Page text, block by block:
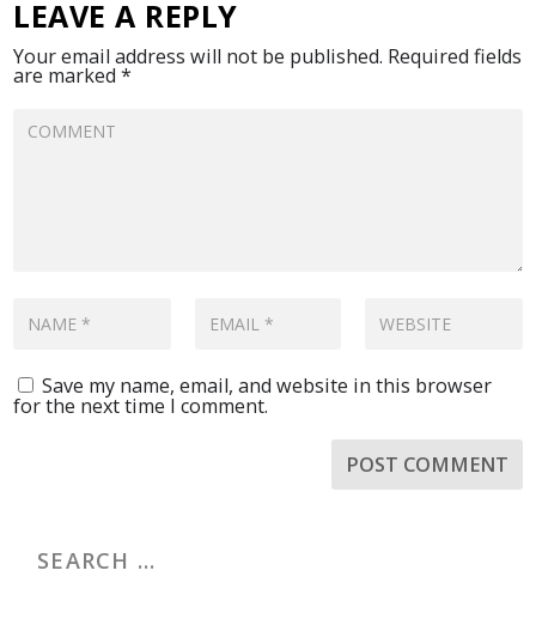
LEAVE A REPLY
Your email address will not be published. Required fields
are marked*
Save my name, email, and website in this browser
for the next time I comment.